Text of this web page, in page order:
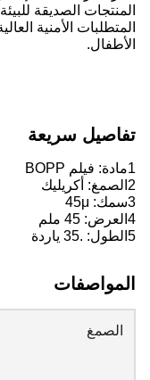
المنتجات الصديقة
المتطلبات الأمنية
الأطفال.
تفاصيل سريعة
1مادة: فيلم BOPP
2الصمغ: أكريليك
3سمك: 45
μ
4العرض: 45 ملم
5الطول: .35 ياردة
المواصفات
الصمغ